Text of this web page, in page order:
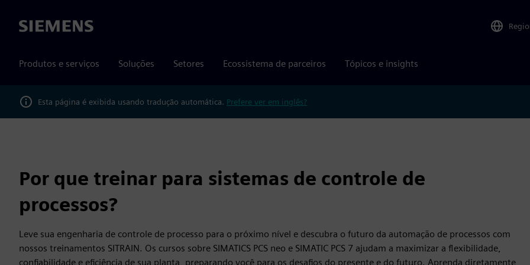
Siemens
Produtos e serviços Soluções Setores Ecossistema de parceiros Tópicos e insights
Esta página é exibida usando tradução automática. Prefere ver em inglês?
Por que treinar para sistemas de controle de
processos?
Leve sua engenharia de controle de processo para o próximo nível e descubra o futuro da automação de processos com
nossos treinamentos SITRAIN. Os cursos sobre SIMATICS PCS neo e SIMATIC PCS 7 ajudam a maximizar a flexibilidade,
confiabilidade e eficiência de sua planta, preparando você para os desafios do presente e do futuro. Aprenda diretamente